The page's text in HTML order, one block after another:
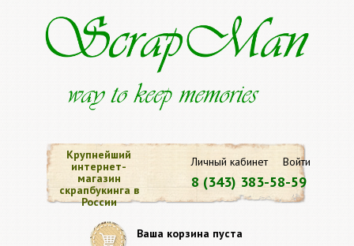
Личный кабинет Войти
8 (343) 383-58-59
Крупнейший
интернет-
магазин
скрапбукинга в
России
Ваша корзина пуста